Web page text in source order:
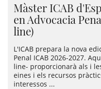
Màster ICAB
en Advocacia
line)
L'ICAB prepara la nova
Penal ICAB 2026-2027.
line- proporcionarà als i
eines i els recursos
interessos ...